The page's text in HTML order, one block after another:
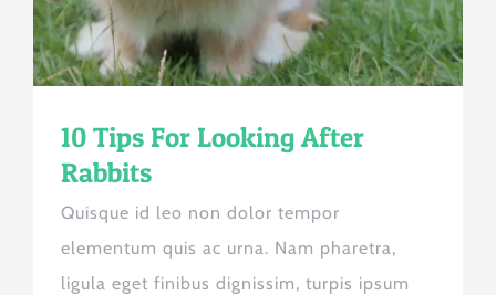
10 Tips For Looking After
Rabbits
Quisque id leo non dolor tempor
elementum quis ac urna. Nam pharetra,
ligula eget finibus dignissim, turpis ipsum